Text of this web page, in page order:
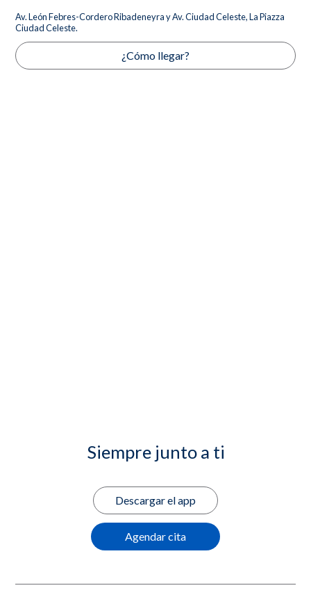
Av. León Febres-Cordero Ribadeneyra y Av. Ciudad Celeste, La Piazza
Ciudad Celeste.
¿Cómo llegar?
Siempre junto a ti
Descargar el app
Agendar cita